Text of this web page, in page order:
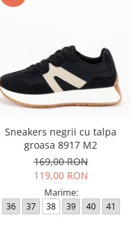
Sneakers negrii cu talpa
groasa 8917 M2
169,00 RON
119,00 RON
Marime:
36 37 38 39 40 41